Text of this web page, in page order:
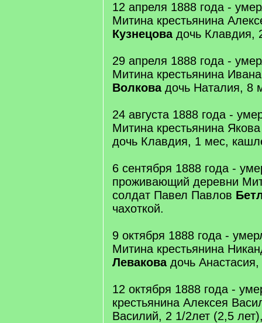
12 апреля 1888 года -
Митина крестьянина
Кузнецовадочь Клавдия,
29 апреля 1888 года -
Митина крестьянина
Волковадочь Наталия, 8
24 августа 1888 года -
Митина крестьянина
дочь Клавдия, 1 мес,
6 сентября 1888 года -
проживающий деревни
солдат Павел Павлов
чахоткой.
9 октября 1888 года -
Митина крестьянина
Леваковадочь
12 октября 1888 года -
крестьянина Алексея
Василий, 2 1/2лет (2,5